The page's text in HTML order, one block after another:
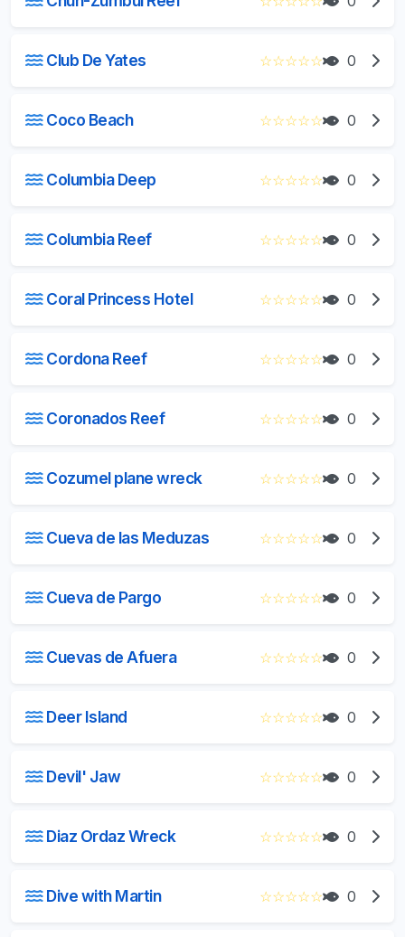
Club De Yates ☆☆☆☆☆ 0
Coco Beach ☆☆☆☆☆ 0
Columbia Deep ☆☆☆☆☆ 0
Columbia Reef ☆☆☆☆☆ 0
Coral Princess Hotel ☆☆☆☆☆ 0
Cordona Reef ☆☆☆☆☆ 0
Coronados Reef ☆☆☆☆☆ 0
Cozumel plane wreck ☆☆☆☆☆ 0
Cueva de las Meduzas ☆☆☆☆☆ 0
Cueva de Pargo ☆☆☆☆☆ 0
Cuevas de Afuera ☆☆☆☆☆ 0
Deer Island ☆☆☆☆☆ 0
Devil' Jaw ☆☆☆☆☆ 0
Diaz Ordaz Wreck ☆☆☆☆☆ 0
Dive with Martin ☆☆☆☆☆ 0